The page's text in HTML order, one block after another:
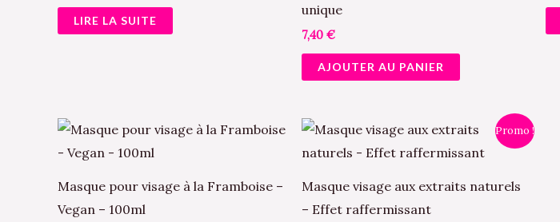
LIRE LA SUITE
unique
7,40 €
AJOUTER AU PANIER
Masque pour visage à la Framboise –
Vegan – 100ml
Promo !
Masque visage aux extraits naturels
– Effet raffermissant
Le
prix
initial
4,90 €.
Le
prix
actuel
4,00 €.